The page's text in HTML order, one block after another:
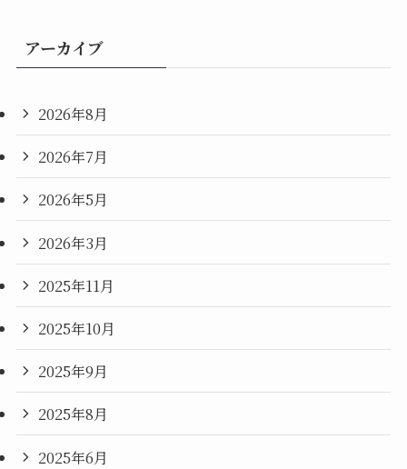
アーカイブ
2026年8月
2026年7月
2026年5月
2026年3月
2025年11月
2025年10月
2025年9月
2025年8月
2025年6月